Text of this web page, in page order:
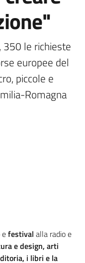
350 le richieste
europee del
piccole e
Romagna
festival alla radio e
e design, arti
i libri e la